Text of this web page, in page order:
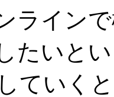
ライン
たいと
ていく